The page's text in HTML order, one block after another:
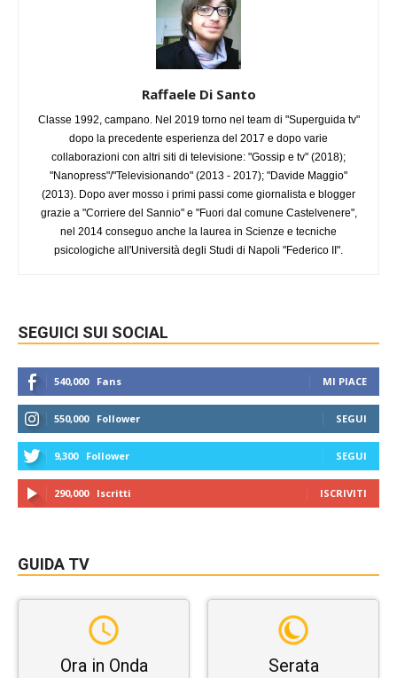
Raffaele Di Santo
Classe 1992, campano. Nel 2019 torno nel team di "Superguida tv"
dopo la precedente esperienza del 2017 e dopo varie
collaborazioni con altri siti di televisione: "Gossip e tv" (2018);
"Nanopress"/"Televisionando" (2013 - 2017); "Davide Maggio"
(2013). Dopo aver mosso i primi passi come giornalista e blogger
grazie a "Corriere del Sannio" e "Fuori dal comune Castelvenere",
nel 2014 conseguo anche la laurea in Scienze e tecniche
psicologiche all'Università degli Studi di Napoli "Federico II".
SEGUICI SUI SOCIAL
540,000 Fans MI PIACE
550,000 Follower SEGUI
9,300 Follower SEGUI
290,000 Iscritti ISCRIVITI
GUIDA TV
Ora in Onda Serata